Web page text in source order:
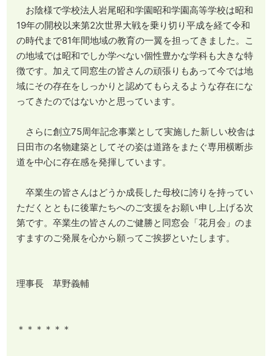
お陰様で学校法人岩尾昭和学園昭和学園高等学校は昭和
19年の開校以来第2次世界大戦を乗り切り平成を経て令和
の時代まで81年間地域の教育の一翼を担ってきました。こ
の地域では昭和でしか学べない個性豊かな学科も大きな特
徴です。加えて同窓生の皆さんの頑張りもあって今では地
域にその存在をしっかりと認めてもらえるような存在にな
ってきたのではないかと思っています。
さらに創立75周年記念事業として実施した新しい校舎は
日田市の名物建築としてその姿は道路をまたぐ専用横断歩
道を中心に存在感を発揮しています。
卒業生の皆さんはどうか成長した母校に誇りを持ってい
ただくとともに後輩たちへのご支援をお願い申し上げる次
第です。卒業生の皆さんのご健勝と同窓会「花月会」のま
すますのご発展を心から願ってご挨拶といたします。
理事長 草野義輔
＊＊＊＊＊＊